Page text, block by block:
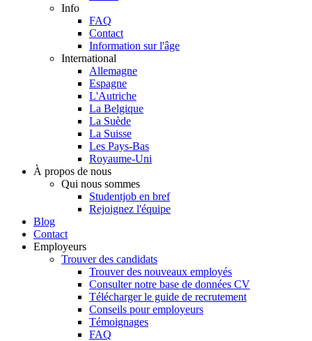
Info
FAQ
Contact
Information sur l'âge
International
Allemagne
Espagne
L'Autriche
La Belgique
La Suède
La Suisse
Les Pays-Bas
Royaume-Uni
À propos de nous
Qui nous sommes
Studentjob en bref
Rejoignez l'équipe
Blog
Contact
Employeurs
Trouver des candidats
Trouver des nouveaux employés
Consulter notre base de données CV
Télécharger le guide de recrutement
Conseils pour employeurs
Témoignages
FAQ